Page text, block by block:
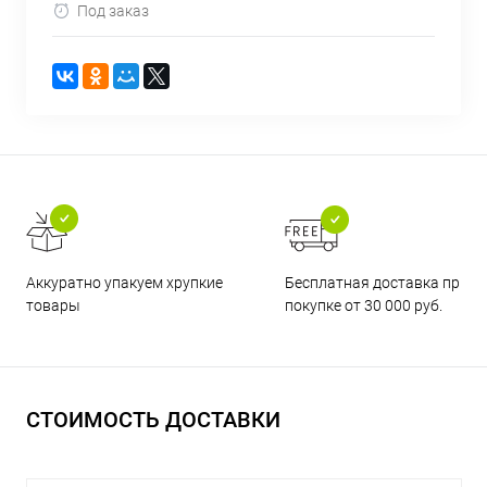
Под заказ
Аккуратно упакуем хрупкие
товары
Бесплатная доставка при
покупке от 30 000 руб.
СТОИМОСТЬ ДОСТАВКИ